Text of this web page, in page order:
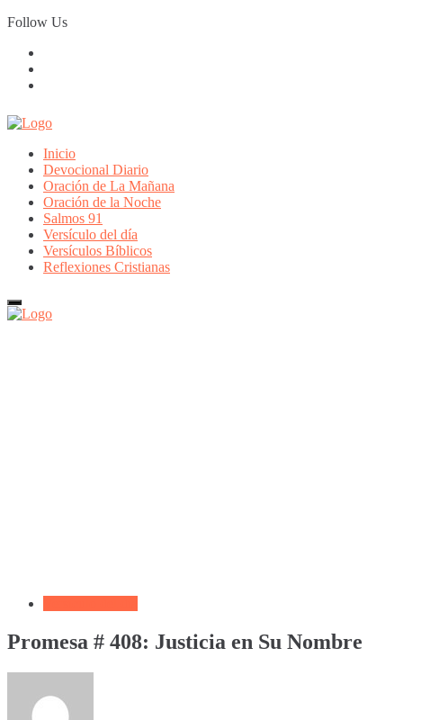
Skip
to
Follow Us
Inicio
Devocional Diario
Oración de La Mañana
Oración de la Noche
Salmos 91
Versículo del día
Versículos Bíblicos
Reflexiones Cristianas
Promesa # 408: Justicia en Su Nombre